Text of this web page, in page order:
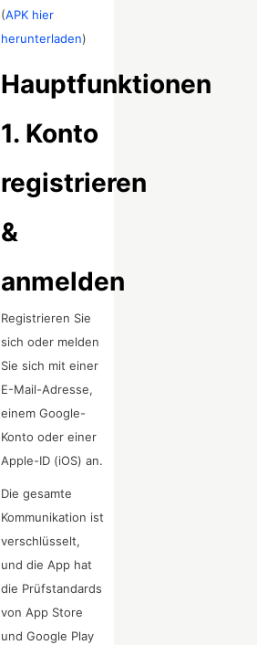
(APK hier
herunterladen)
Hauptfunktionen
1. Konto
registrieren
&
anmelden
Registrieren Sie
sich oder melden
Sie sich mit einer
E-Mail-Adresse,
einem Google-
Konto oder einer
Apple-ID (iOS) an.
Die gesamte
Kommunikation ist
verschlüsselt,
und die App hat
die Prüfstandards
von App Store
und Google Play